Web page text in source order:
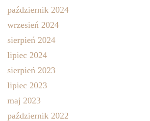
październik 2024
wrzesień 2024
sierpień 2024
lipiec 2024
sierpień 2023
lipiec 2023
maj 2023
październik 2022